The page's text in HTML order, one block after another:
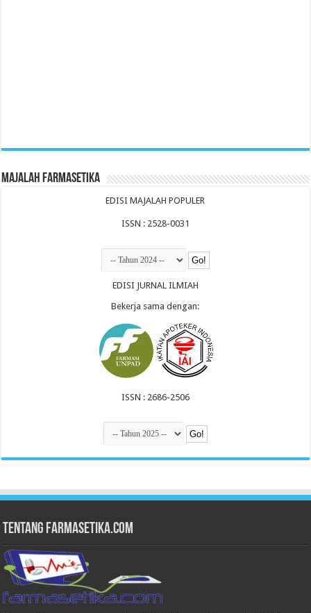
Majalah Farmasetika
EDISI MAJALAH POPULER
ISSN : 2528-0031
EDISI JURNAL ILMIAH
Bekerja sama dengan:
ISSN : 2686-2506
Tentang Farmasetika.com